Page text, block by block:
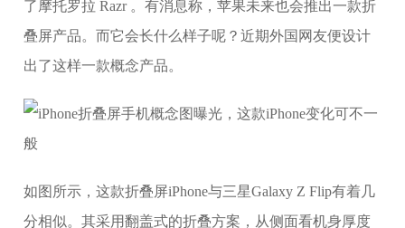
了摩托罗拉 Razr 。有消息称，苹果未来也会推出一款折
叠屏产品。而它会长什么样子呢？近期外国网友便设计
出了这样一款概念产品。
如图所示，这款折叠屏iPhone与三星Galaxy Z Flip有着几
分相似。其采用翻盖式的折叠方案，从侧面看机身厚度